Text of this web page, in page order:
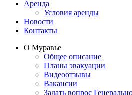
Аренда
Условия аренды
Новости
Контакты
О Муравье
Общее описание
Планы эвакуации
Видеоотзывы
Вакансии
Задать вопрос